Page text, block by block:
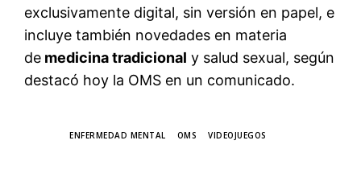
exclusivamente digital, sin versión en papel, e
incluye también novedades en materia
de medicina tradicional y salud sexual, según
destacó hoy la OMS en un comunicado.
ENFERMEDAD MENTAL OMS VIDEOJUEGOS